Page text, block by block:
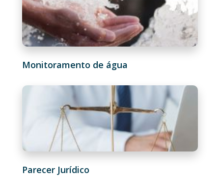
Monitoramento de água
Parecer Jurídico